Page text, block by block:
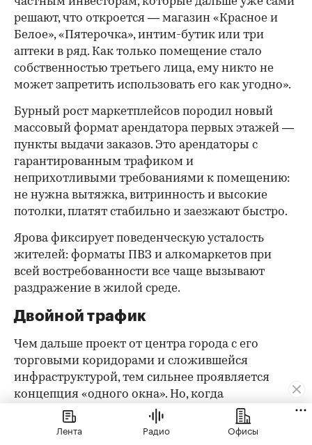
решают, что откроется — магазин «Красное и
Белое», «Пятерочка», интим-бутик или три
аптеки в ряд. Как только помещение стало
собственностью третьего лица, ему никто не
может запретить использовать его как угодно».
Бурный рост маркетплейсов породил новый
массовый формат арендатора первых этажей —
пункты выдачи заказов. Это арендаторы с
гарантированным трафиком и
неприхотливыми требованиями к помещению:
не нужна вытяжка, витринность и высокие
потолки, платят стабильно и заезжают быстро.
Ярова фиксирует поведенческую усталость
жителей: форматы ПВЗ и алкомаркетов при
всей востребованности все чаще вызывают
раздражение в жилой среде.
Двойной трафик
Чем дальше проект от центра города с его
торговыми коридорами и сложившейся
инфраструктурой, тем сильнее проявляется
концепция «одного окна». Но, когда
добавляется офисный кластер, логика
планирования ретейла меняется
Лента Радио Офисы